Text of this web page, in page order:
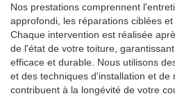
Nos prestations comprennent
approfondi, les réparations ciblées
Chaque intervention est réalisée
de l'état de votre toiture,
efficace et durable. Nous utilisons
et des techniques d'installation et de
contribuent à la longévité de votre